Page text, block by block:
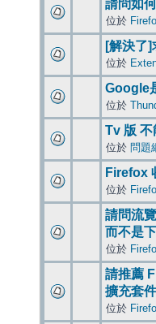
請問如
位於
[解決了]
位於
Google
位於
Tv 版 不
位於 問題
Firefox
位於
請問流
而不是
位於
請推薦
擴充套件
位於